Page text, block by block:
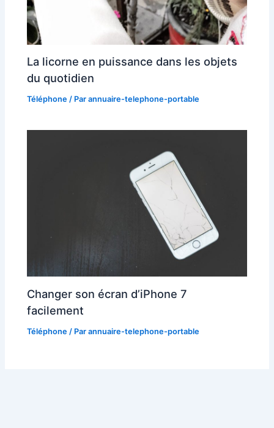
La licorne en puissance dans les objets
du quotidien
Téléphone / Parannuaire-telephone-portable
Changer son écran d’iPhone 7
facilement
Téléphone / Parannuaire-telephone-portable